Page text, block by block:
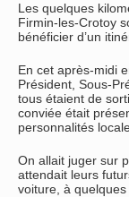
Les quelques
Firmin-les-Crotoy
bénéficier d’un
En cet après-midi
Président, Sous-
tous étaient de
conviée était
personnalités
On allait juger sur
attendait leurs
voiture, à